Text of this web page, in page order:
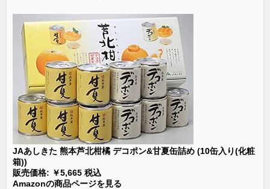
JAあしきた 熊本芦北柑橘 デコポン&甘夏缶詰め (10缶入り(化粧
箱))
販売価格: ￥5,665 税込
Amazonの商品ページを見る